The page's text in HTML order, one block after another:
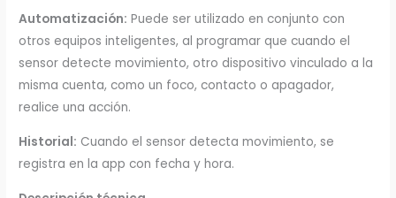
Automatización: Puede ser utilizado en conjunto con
otros equipos inteligentes, al programar que cuando el
sensor detecte movimiento, otro dispositivo vinculado a la
misma cuenta, como un foco, contacto o apagador,
realice una acción.
Historial: Cuando el sensor detecta movimiento, se
registra en la app con fecha y hora.